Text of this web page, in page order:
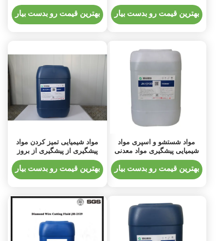
بهترین قیمت رو بدست بیار
اسپری تمیز کننده
بهترین قیمت رو بدست بیار
مواد شستشو و اسپری مواد
شیمیایی پیشگیری مواد معدنی
مواد شیمیایی خنک کننده
بهترین قیمت رو بدست بیار
مواد شیمیایی تمیز کردن مواد
پیشگیری از پیشگیری از بروز
زیست محیطی
بهترین قیمت رو بدست بیار